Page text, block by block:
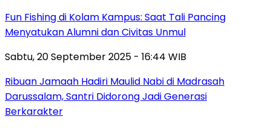
Fun Fishing di Kolam Kampus: Saat Tali Pancing
Menyatukan Alumni dan Civitas Unmul
Sabtu, 20 September 2025 - 16:44 WIB
Ribuan Jamaah Hadiri Maulid Nabi di Madrasah
Darussalam, Santri Didorong Jadi Generasi
Berkarakter